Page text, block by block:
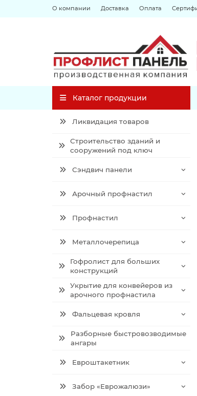
О компании Доставка Оплата
Каталог продукции
Ликвидация товаров
Строительство зданий и
сооружений под ключ
Сэндвич панели
Арочный профнастил
Профнастил
Металлочерепица
Гофролист для больших
конструкций
Укрытие для конвейеров из
арочного профнастила
Фальцевая кровля
Разборные быстровозводимые
ангары
Евроштакетник
Забор «Еврожалюзи»